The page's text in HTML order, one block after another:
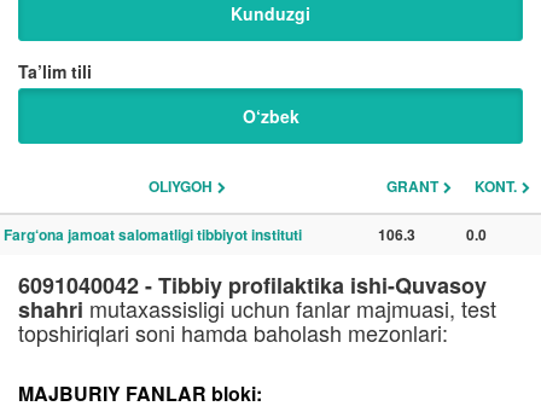
Kunduzgi
Ta’lim tili
O‘zbek
OLIYGOH GRANT KONT.
Farg‘ona jamoat salomatligi tibbiyot instituti 106.3 0.0
6091040042 - Tibbiy profilaktika ishi-Quvasoy
shahri mutaxassisligi uchun fanlar majmuasi, test
topshiriqlari soni hamda baholash mezonlari:
MAJBURIY FANLAR bloki: